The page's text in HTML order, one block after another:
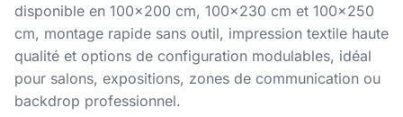
disponible en 100×200 cm, 100×230 cm et 100×250
cm, montage rapide sans outil, impression textile haute
qualité et options de configuration modulables, idéal
pour salons, expositions, zones de communication ou
backdrop professionnel.